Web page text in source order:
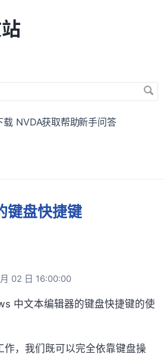
载 NVDA获取帮助新手问答
键盘快捷键
02 日 16:00:00
文本编辑器的键盘快捷键的使
，我们既可以完全依靠键盘操